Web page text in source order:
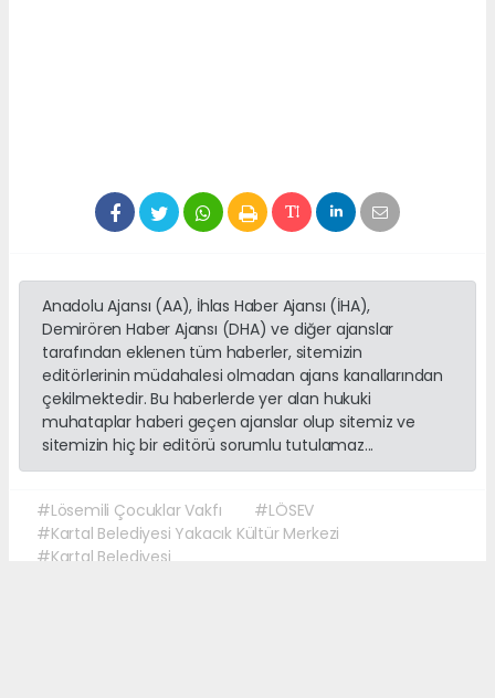
Anadolu Ajansı (AA), İhlas Haber Ajansı (İHA),
Demirören Haber Ajansı (DHA) ve diğer ajanslar
tarafından eklenen tüm haberler, sitemizin
editörlerinin müdahalesi olmadan ajans kanallarından
çekilmektedir. Bu haberlerde yer alan hukuki
muhataplar haberi geçen ajanslar olup sitemiz ve
sitemizin hiç bir editörü sorumlu tutulamaz...
#Lösemili Çocuklar Vakfı
#LÖSEV
#Kartal Belediyesi Yakacık Kültür Merkezi
#Kartal Belediyesi